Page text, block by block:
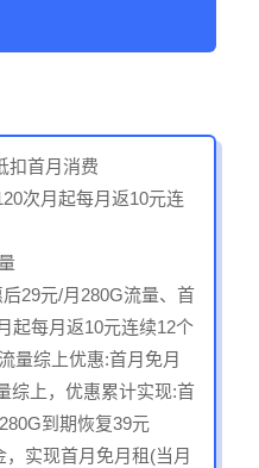
扣首月消费
次月起每月返10元连
29元/月280G流量、首
起每月返10元连续12个
量综上优惠:首月免月
综上，优惠累计实现:首
到期恢复39元
实现首月免月租(当月